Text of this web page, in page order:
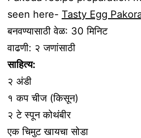
seen here- Tasty Egg
बनवण्यासाठी वेळ: 30 मिनिट
वाढणी: २ जणांसाठी
साहित्य:
२ अंडी
१ कप चीज (किसून)
२ टे स्पून कोथंबीर
एक चिमुट खायचा सोडा